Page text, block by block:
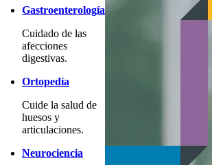
Gastroenterología
Cuidado de las
afecciones
digestivas.
Ortopedía
Cuide la salud de
huesos y
articulaciones.
Neurociencia